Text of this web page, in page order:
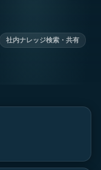
社内ナレッジ検索・共有